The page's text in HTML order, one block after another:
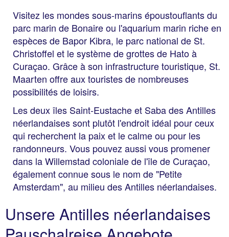
Visitez les mondes sous-marins époustouflants du
parc marin de Bonaire ou l'aquarium marin riche en
espèces de Bapor Kibra, le parc national de St.
Christoffel et le système de grottes de Hato à
Curaçao. Grâce à son infrastructure touristique, St.
Maarten offre aux touristes de nombreuses
possibilités de loisirs.
Les deux îles Saint-Eustache et Saba des Antilles
néerlandaises sont plutôt l'endroit idéal pour ceux
qui recherchent la paix et le calme ou pour les
randonneurs. Vous pouvez aussi vous promener
dans la Willemstad coloniale de l'île de Curaçao,
également connue sous le nom de "Petite
Amsterdam", au milieu des Antilles néerlandaises.
Unsere Antilles néerlandaises